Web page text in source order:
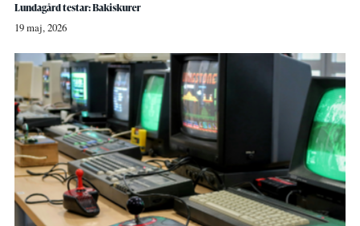
Lundagård testar: Bakiskurer
19 maj, 2026